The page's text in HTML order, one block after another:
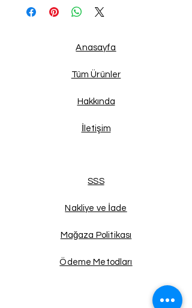
Anasayfa
Tüm Ürünler
Hakkında
İletişim
SSS
Nakliye ve İade
Mağaza Politikası
Ödeme Metodları